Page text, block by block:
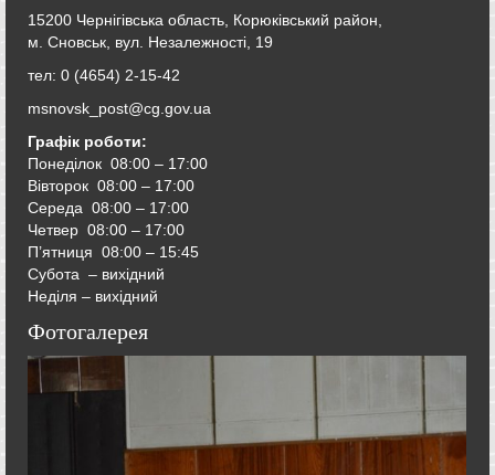
15200 Чернігівська область, Корюківський район,
м. Сновськ, вул. Незалежності, 19
тел: 0 (4654) 2-15-42
msnovsk_post@cg.gov.ua
Графік роботи:
Понеділок 08:00 – 17:00
Вівторок 08:00 – 17:00
Середа 08:00 – 17:00
Четвер 08:00 – 17:00
П’ятниця 08:00 – 15:45
Субота – вихідний
Неділя – вихідний
Фотогалерея